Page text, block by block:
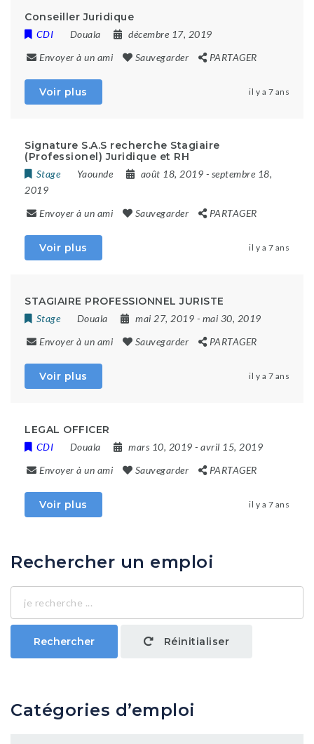
Conseiller Juridique
CDI Douala
décembre 17, 2019
Envoyer à un ami
Sauvegarder PARTAGER
Voir plus il y a 7 ans
Signature S.A.S recherche Stagiaire
(Professionel) Juridique et RH
Stage Yaounde août 18, 2019 - septembre 18,
2019
Envoyer à un ami
Sauvegarder PARTAGER
Voir plus il y a 7 ans
STAGIAIRE PROFESSIONNEL JURISTE
Stage Douala mai 27, 2019 - mai 30, 2019
Envoyer à un ami
Sauvegarder PARTAGER
Voir plus il y a 7 ans
LEGAL OFFICER
CDI Douala mars 10, 2019 - avril 15, 2019
Envoyer à un ami
Sauvegarder PARTAGER
Voir plus il y a 7 ans
Rechercher un emploi
recherche
...
Rechercher Réinitialiser
Catégories d’emploi